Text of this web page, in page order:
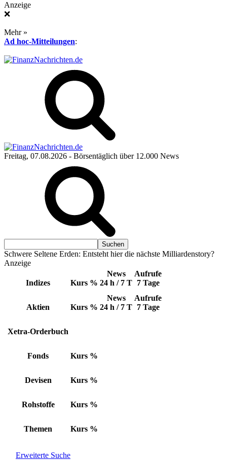
Anzeige
❌
Mehr »
Ad hoc-Mitteilungen:
Freitag, 07.08.2026 - Börsentäglich über 12.000 News
Schwere Seltene Erden: Entsteht hier die nächste Milliardenstory?
Anzeige
Indizes Kurs %
News
24 h / 7 T
Aufrufe
7 Tage
Aktien Kurs %
News
24 h / 7 T
Aufrufe
7 Tage
Xetra-Orderbuch
Fonds Kurs %
Devisen Kurs %
Rohstoffe Kurs %
Themen Kurs %
Erweiterte Suche